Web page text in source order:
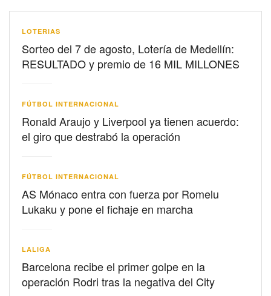
LOTERIAS
Sorteo del 7 de agosto, Lotería de Medellín:
RESULTADO y premio de 16 MIL MILLONES
FÚTBOL INTERNACIONAL
Ronald Araujo y Liverpool ya tienen acuerdo:
el giro que destrabó la operación
FÚTBOL INTERNACIONAL
AS Mónaco entra con fuerza por Romelu
Lukaku y pone el fichaje en marcha
LALIGA
Barcelona recibe el primer golpe en la
operación Rodri tras la negativa del City